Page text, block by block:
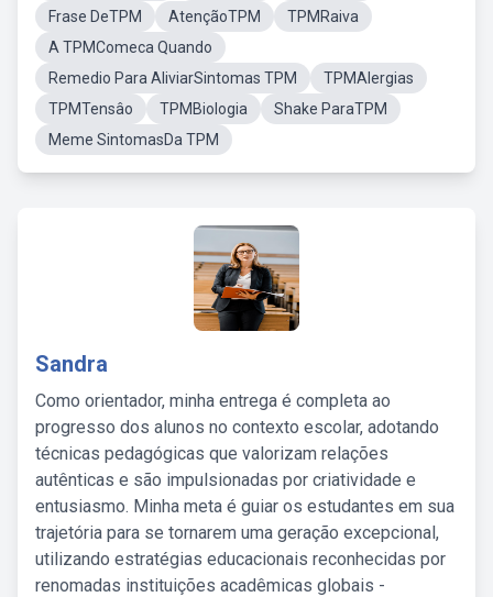
Frase DeTPM
AtençãoTPM
TPMRaiva
A TPMComeca Quando
Remedio Para AliviarSintomas TPM
TPMAlergias
TPMTensâo
TPMBiologia
Shake ParaTPM
Meme SintomasDa TPM
Sandra
Como orientador, minha entrega é completa ao
progresso dos alunos no contexto escolar, adotando
técnicas pedagógicas que valorizam relações
autênticas e são impulsionadas por criatividade e
entusiasmo. Minha meta é guiar os estudantes em sua
trajetória para se tornarem uma geração excepcional,
utilizando estratégias educacionais reconhecidas por
renomadas instituições acadêmicas globais -